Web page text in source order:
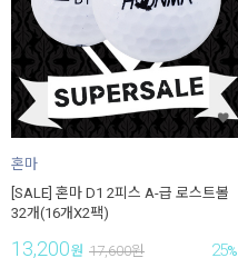
혼마
[SALE] 혼마 D1 2피스 A-급 로스트볼
32개(16개X2팩)
13,200원 17,600원 25%